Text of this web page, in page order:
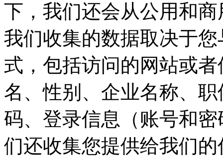
下，我们还会从公用
我们收集的数据取决于
式，包括访问的网站或
名、性别、企业名称、
码、登录信息（账号和密
们还收集您提供给我们